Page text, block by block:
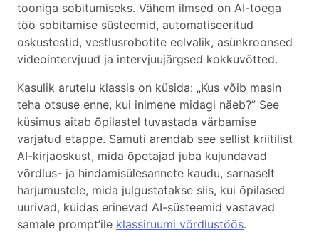
tooniga sobitumiseks. Vähem ilmsed on AI-toega
töö sobitamise süsteemid, automatiseeritud
oskustestid, vestlusrobotite eelvalik, asünkroonsed
videointervjuud ja intervjuujärgsed kokkuvõtted.
Kasulik arutelu klassis on küsida: „Kus võib masin
teha otsuse enne, kui inimene midagi näeb?” See
küsimus aitab õpilastel tuvastada värbamise
varjatud etappe. Samuti arendab see sellist kriitilist
AI-kirjaoskust, mida õpetajad juba kujundavad
võrdlus- ja hindamisülesannete kaudu, sarnaselt
harjumustele, mida julgustatakse siis, kui õpilased
uurivad, kuidas erinevad AI-süsteemid vastavad
samale prompt’ile klassiruumi võrdlustöös.